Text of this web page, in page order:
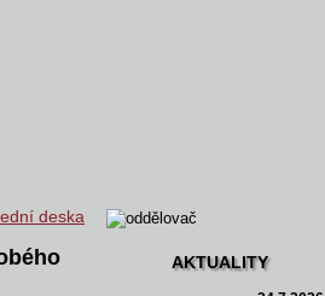
deska
AKTUALITY